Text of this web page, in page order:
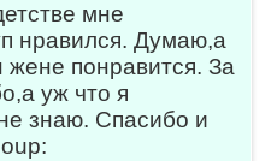
мне
нравился. Думаю,а
жене понравится. За
уж что я
знаю. Спасибо и